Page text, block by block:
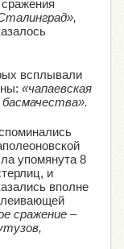
всплывали
«чапаевская
упомянута 8
и
вполне
сражение –